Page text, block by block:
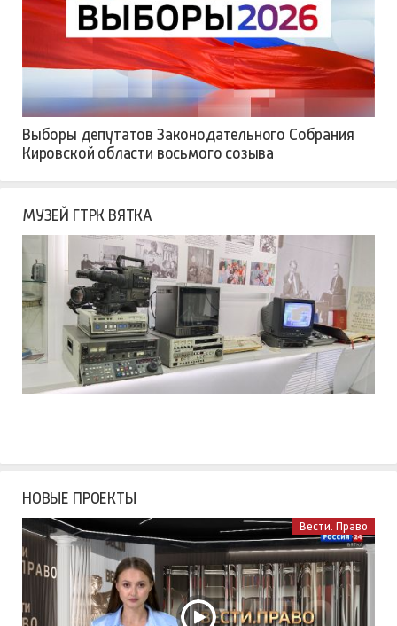
Выборы депутатов Законодательного Собрания
Кировской области восьмого созыва
МУЗЕЙ ГТРК ВЯТКА
НОВЫЕ ПРОЕКТЫ
Вести. Право